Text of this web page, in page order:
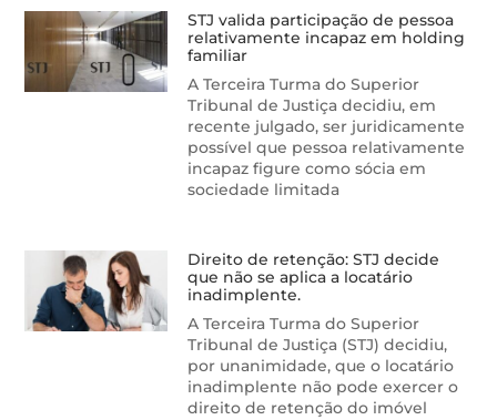
STJ valida participação de pessoa
relativamente incapaz em holding
familiar
A Terceira Turma do Superior
Tribunal de Justiça decidiu, em
recente julgado, ser juridicamente
possível que pessoa relativamente
incapaz figure como sócia em
sociedade limitada
Direito de retenção: STJ decide
que não se aplica a locatário
inadimplente.
A Terceira Turma do Superior
Tribunal de Justiça (STJ) decidiu,
por unanimidade, que o locatário
inadimplente não pode exercer o
direito de retenção do imóvel